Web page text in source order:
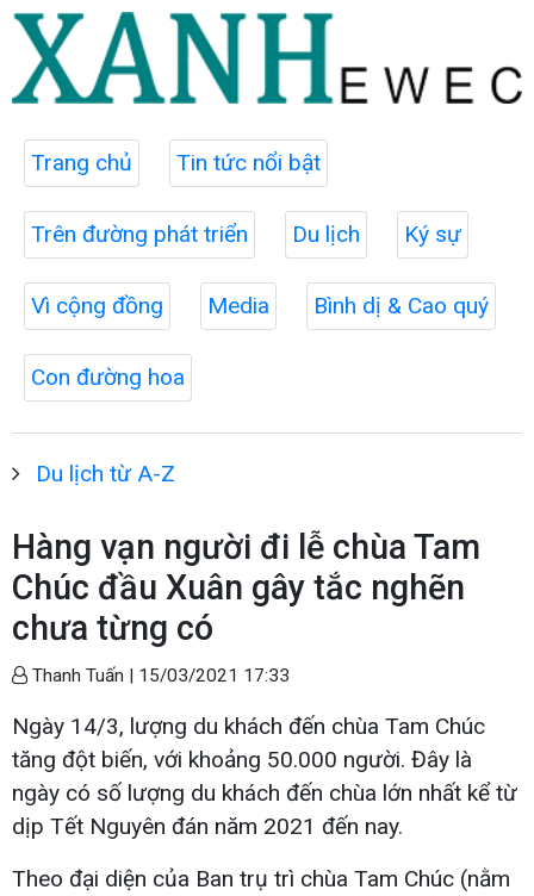
Trang chủ Tin tức nổi bật
Trên đường phát triển Du lịch Ký sự
Vì cộng đồng Media Bình dị & Cao quý
Con đường hoa
Du lịch từ A-Z
Hàng vạn người đi lễ chùa Tam
Chúc đầu Xuân gây tắc nghẽn
chưa từng có
Thanh Tuấn | 15/03/2021 17:33
Ngày 14/3, lượng du khách đến chùa Tam Chúc
tăng đột biến, với khoảng 50.000 người. Đây là
ngày có số lượng du khách đến chùa lớn nhất kể từ
dịp Tết Nguyên đán năm 2021 đến nay.
Theo đại diện của Ban trụ trì chùa Tam Chúc (nằm